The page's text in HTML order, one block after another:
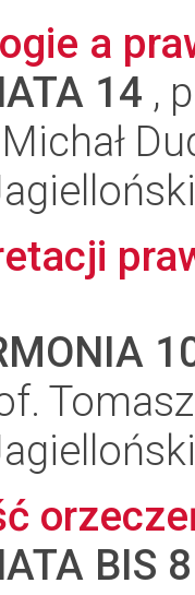
a
14 ,
BIS 8